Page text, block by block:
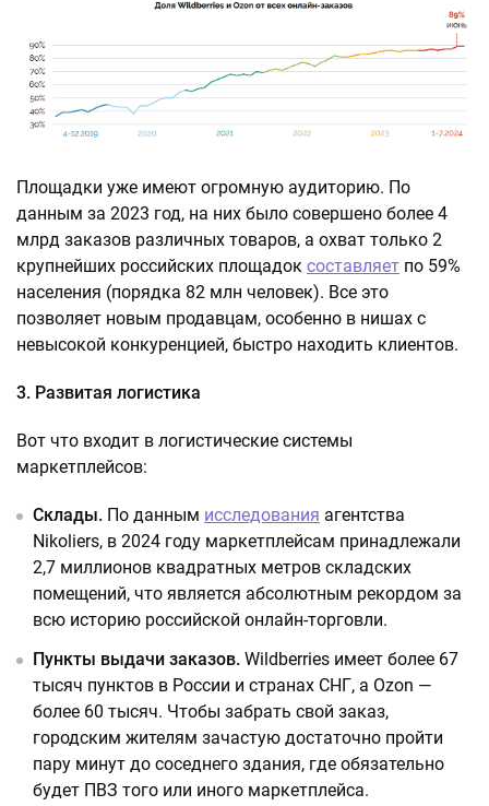
Площадки уже имеют огромную аудиторию. По
данным за 2023 год, на них было совершено более 4
млрд заказов различных товаров, а охват только 2
крупнейших российских площадок составляет по 59%
населения (порядка 82 млн человек). Все это
позволяет новым продавцам, особенно в нишах с
невысокой конкуренцией, быстро находить клиентов.
3. Развитая логистика
Вот что входит в логистические системы
маркетплейсов:
Склады. По данным исследования агентства
Nikoliers, в 2024 году маркетплейсам принадлежали
2,7 миллионов квадратных метров складских
помещений, что является абсолютным рекордом за
всю историю российской онлайн-торговли.
Пункты выдачи заказов. Wildberries имеет более 67
тысяч пунктов в России и странах СНГ, а Ozon —
более 60 тысяч. Чтобы забрать свой заказ,
городским жителям зачастую достаточно пройти
пару минут до соседнего здания, где обязательно
будет ПВЗ того или иного маркетплейса.